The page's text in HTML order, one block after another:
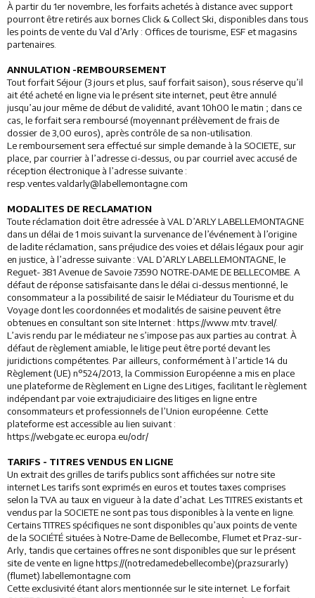
À partir du 1er novembre, les forfaits achetés à distance avec support
pourront être retirés aux bornes Click & Collect Ski, disponibles dans tous
les points de vente du Val d’Arly : Offices de tourisme, ESF et magasins
partenaires.
ANNULATION -REMBOURSEMENT
Tout forfait Séjour (3 jours et plus, sauf forfait saison), sous réserve qu’il
ait été acheté en ligne via le présent site internet, peut être annulé
jusqu’au jour même de début de validité, avant 10h00 le matin ; dans ce
cas, le forfait sera remboursé (moyennant prélèvement de frais de
dossier de 3,00 euros), après contrôle de sa non-utilisation.
Le remboursement sera effectué sur simple demande à la SOCIETE, sur
place, par courrier à l’adresse ci-dessus, ou par courriel avec accusé de
réception électronique à l’adresse suivante :
resp.ventes.valdarly@labellemontagne.com
MODALITES DE RECLAMATION
Toute réclamation doit être adressée à VAL D’ARLY LABELLEMONTAGNE
dans un délai de 1 mois suivant la survenance de l’événement à l’origine
de ladite réclamation, sans préjudice des voies et délais légaux pour agir
en justice, à l’adresse suivante : VAL D’ARLY LABELLEMONTAGNE, le
Reguet- 381 Avenue de Savoie 73590 NOTRE-DAME DE BELLECOMBE. A
défaut de réponse satisfaisante dans le délai ci-dessus mentionné, le
consommateur a la possibilité de saisir le Médiateur du Tourisme et du
Voyage dont les coordonnées et modalités de saisine peuvent être
obtenues en consultant son site Internet : https://www.mtv.travel/.
L’avis rendu par le médiateur ne s’impose pas aux parties au contrat. À
défaut de règlement amiable, le litige peut être porté devant les
juridictions compétentes. Par ailleurs, conformément à l’article 14 du
Règlement (UE) n°524/2013, la Commission Européenne a mis en place
une plateforme de Règlement en Ligne des Litiges, facilitant le règlement
indépendant par voie extrajudiciaire des litiges en ligne entre
consommateurs et professionnels de l’Union européenne. Cette
plateforme est accessible au lien suivant :
https://webgate.ec.europa.eu/odr/
TARIFS - TITRES VENDUS EN LIGNE
Un extrait des grilles de tarifs publics sont affichées sur notre site
internet Les tarifs sont exprimés en euros et toutes taxes comprises
selon la TVA au taux en vigueur à la date d’achat. Les TITRES existants et
vendus par la SOCIETE ne sont pas tous disponibles à la vente en ligne.
Certains TITRES spécifiques ne sont disponibles qu’aux points de vente
de la SOCIÉTÉ situées à Notre-Dame de Bellecombe, Flumet et Praz-sur-
Arly, tandis que certaines offres ne sont disponibles que sur le présent
site de vente en ligne https://(notredamedebellecombe)(prazsurarly)
(flumet).labellemontagne.com
Cette exclusivité étant alors mentionnée sur le site internet. Le forfait